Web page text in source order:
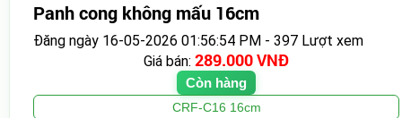
Panh cong không mấu 16cm
Đăng ngày 16-05-2026 01:56:54 PM - 397 Lượt xem
Giá bán: 289.000 VNĐ
Còn hàng
CRF-C16 16cm